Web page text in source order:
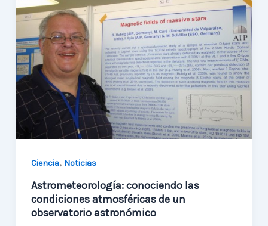
panoramas
astronómicos
para
la
región
Ciencia, Noticias
Astrometeorología: conociendo las
condiciones atmosféricas de un
observatorio astronómico